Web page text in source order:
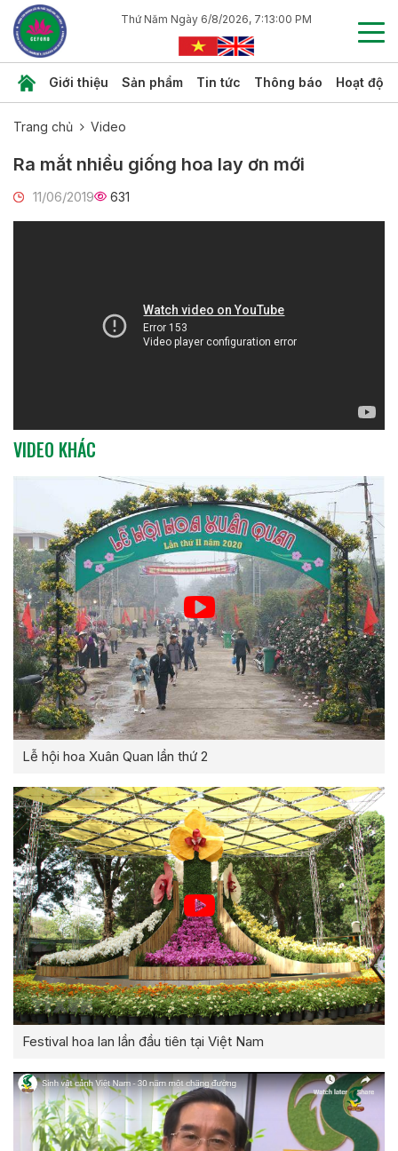
Thứ Năm Ngày 6/8/2026, 7:13:01 PM
Giới thiệu Sản phẩm Tin tức Thông báo Hoạt
Trang chủ Video
Ra mắt nhiều giống hoa lay ơn mới
11/06/2019 631
VIDEO KHÁC
Lễ hội hoa Xuân Quan lần thứ 2
Festival hoa lan lần đầu tiên tại Việt Nam